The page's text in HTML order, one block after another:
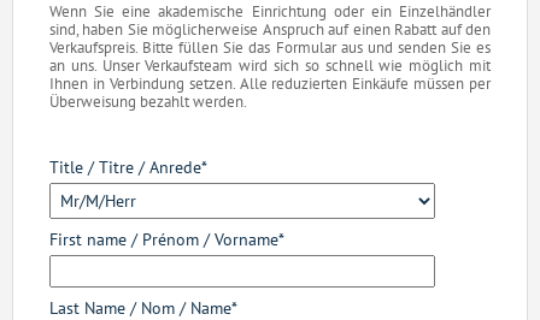
Wenn Sie eine akademische Einrichtung oder ein Einzelhändler
sind, haben Sie möglicherweise Anspruch auf einen Rabatt auf den
Verkaufspreis. Bitte füllen Sie das Formular aus und senden Sie es
an uns. Unser Verkaufsteam wird sich so schnell wie möglich mit
Ihnen in Verbindung setzen. Alle reduzierten Einkäufe müssen per
Überweisung bezahlt werden.
Title / Titre / Anrede
First name / Prénom / Vorname
Last Name / Nom / Name